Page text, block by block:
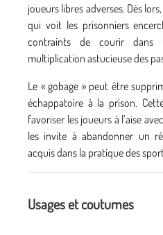
joueurs libres adverses. Dès
qui voit les prisonniers
contraints de courir
multiplication astucieuse des
Le « gobage » peut être
échappatoire à la prison.
favoriser les joueurs à l’aise
les invite à abandonner un
acquis dans la pratique des
Usages et coutumes